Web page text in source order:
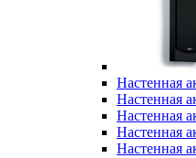
Настенная
Настенная
Настенная
Настенная
Настенная